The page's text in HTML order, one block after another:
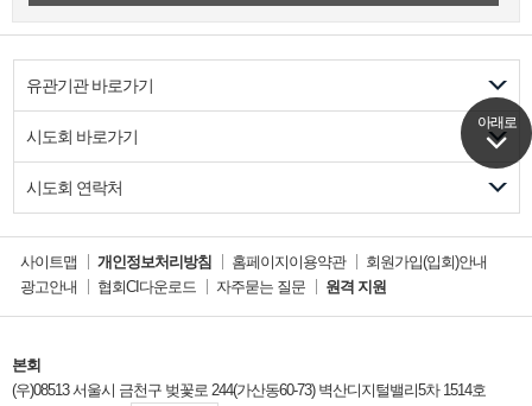
아래로
유관기관 바로가기
시도회 바로가기
시도회 연락처
사이트맵 개인정보처리방침 홈페이지이용약관
회원가입(입회)안내
광고안내
협회CI다운로드 자주묻는 질문 원격 지원
본회
(우)08513 서울시 금천구 벚꽃로 244(가산동60-73) 벽산디지털밸리5차 1514호
아래로